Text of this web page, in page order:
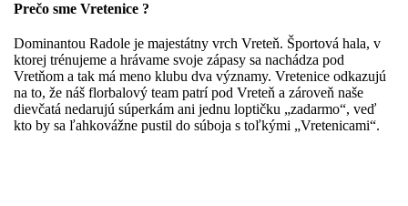
Prečo sme Vretenice ?
Dominantou Radole je majestátny vrch Vreteň. Športová hala, v
ktorej trénujeme a hrávame svoje zápasy sa nachádza pod
Vretňom a tak má meno klubu dva významy. Vretenice odkazujú
na to, že náš florbalový team patrí pod Vreteň a zároveň naše
dievčatá nedarujú súperkám ani jednu loptičku „zadarmo“, veď
kto by sa ľahkovážne pustil do súboja s toľkými „Vretenicami“.